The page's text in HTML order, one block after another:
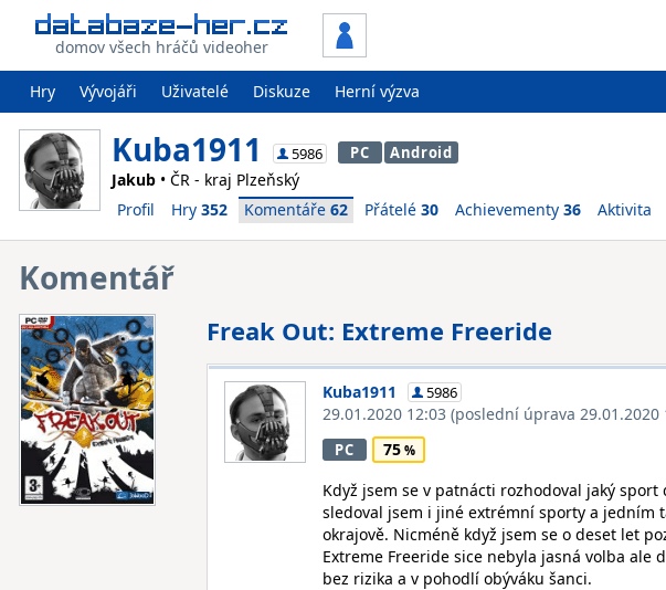
domov všech hráčů videoher
Hry Vývojáři Uživatelé Diskuze Herní výzva
Kuba1911 5986 PC Android
Jakub • ČR - kraj Plzeňský
Profil
Hry 352 Komentáře 62 Přátelé 30 Achievementy 36 Aktivita
Komentář
Freak Out: Extreme Freeride
Kuba1911 5986
29.01.2020 12:03 (poslední úprava 29.01.2020
PC
75
Když jsem se v patnácti rozhodoval jaký
sledoval jsem i jiné extrémní sporty a jedním
okrajově. Nicméně když jsem se o deset let
Extreme Freeride sice nebyla jasná volba
bez rizika a v pohodlí obýváku šanci.